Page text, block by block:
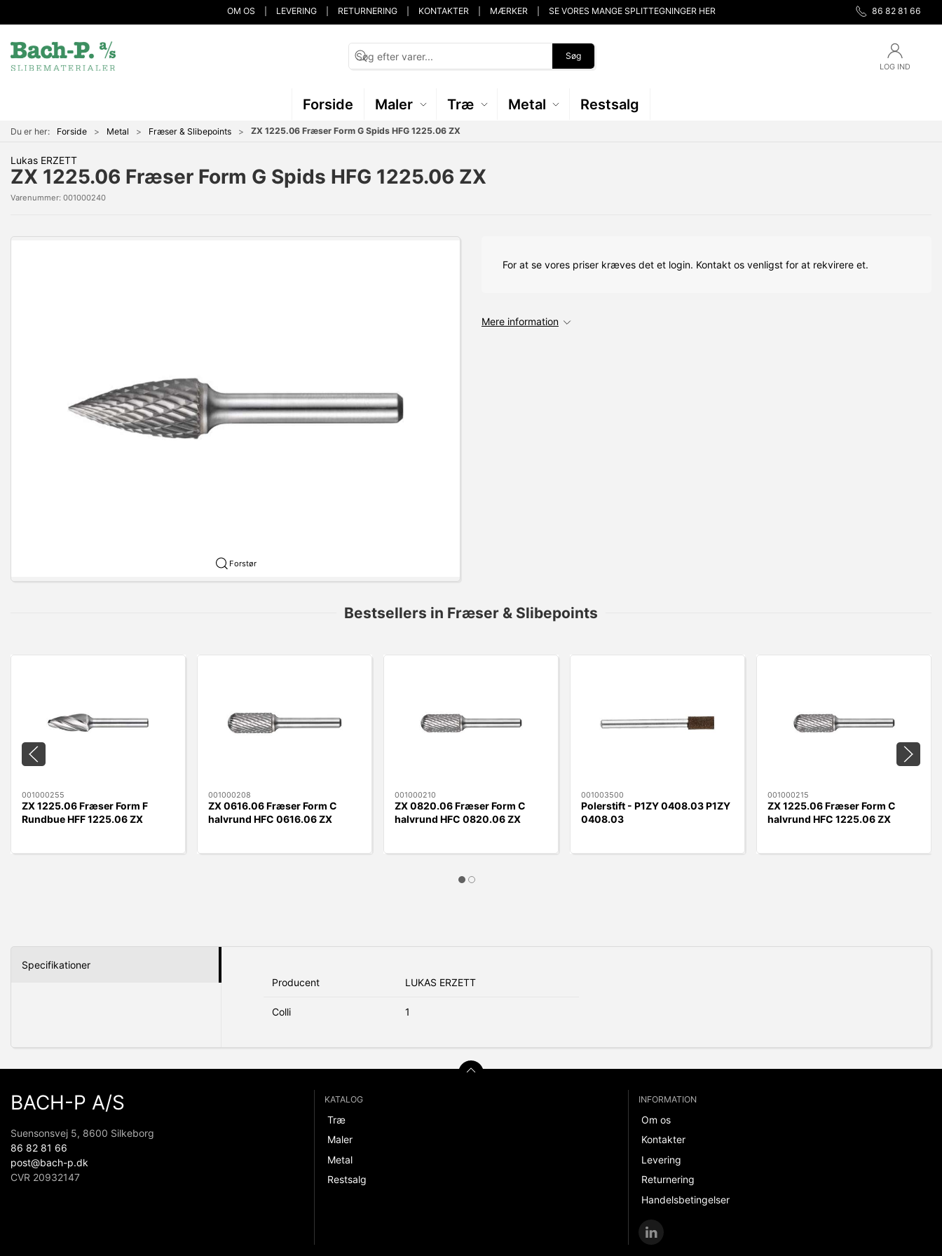
OM OS LEVERING RETURNERING KONTAKTER MÆRKER SE VORES MANGE SPLITTEGNINGER HER 86 82 81 66
Søg
LOG IND
Forside Maler Træ Metal Restsalg
Du er her: Forside Metal Fræser & Slibepoints ZX 1225.06 Fræser Form G Spids HFG 1225.06 ZX
Lukas ERZETT
ZX 1225.06 Fræser Form G Spids HFG 1225.06 ZX
Varenummer: 001000240
Forstør
For at se vores priser kræves det et login. Kontakt os venligst for at rekvirere et.
Mere information
Bestsellers in Fræser & Slibepoints
001000255
ZX 1225.06 Fræser Form F
Rundbue HFF 1225.06 ZX
001000208
ZX 0616.06 Fræser Form C
halvrund HFC 0616.06 ZX
001000210
ZX 0820.06 Fræser Form C
halvrund HFC 0820.06 ZX
001003500
Polerstift - P1ZY 0408.03 P1ZY
0408.03
001000215
ZX 1225.06 Fræser Form C
halvrund HFC 1225.06 ZX
Specifikationer
Producent
LUKAS ERZETT
Colli 1
BACH-P A/S
Suensonsvej 5, 8600 Silkeborg
86 82 81 66
post@bach-p.dk
CVR 20932147
KATALOG
Træ
Maler
Metal
Restsalg
INFORMATION
Om os
Kontakter
Levering
Returnering
Handelsbetingelser